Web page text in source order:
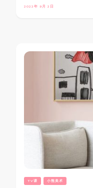
2022年 9月 2日
TV课 小熊美术